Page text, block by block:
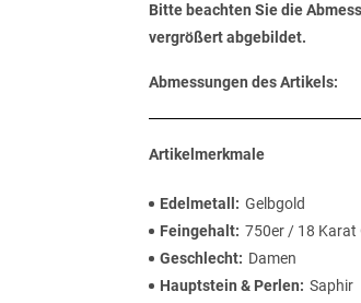
Bitte beachten Sie die
vergrößert abgebildet.
Abmessungen des Artikels:
Artikelmerkmale
Edelmetall
Gelbgold
Feingehalt 750er / 18 Karat
Geschlecht
Damen
Hauptstein & Perlen
Saphir